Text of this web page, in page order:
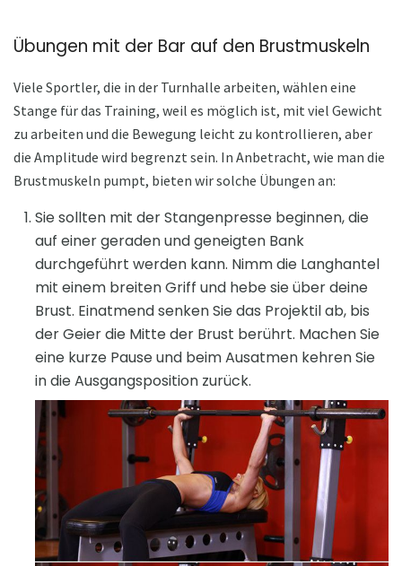
Übungen mit der Bar auf den Brustmuskeln
Viele Sportler, die in der Turnhalle arbeiten, wählen eine
Stange für das Training, weil es möglich ist, mit viel Gewicht
zu arbeiten und die Bewegung leicht zu kontrollieren, aber
die Amplitude wird begrenzt sein. In Anbetracht, wie man die
Brustmuskeln pumpt, bieten wir solche Übungen an:
Sie sollten mit der Stangenpresse beginnen, die
auf einer geraden und geneigten Bank
durchgeführt werden kann. Nimm die Langhantel
mit einem breiten Griff und hebe sie über deine
Brust. Einatmend senken Sie das Projektil ab, bis
der Geier die Mitte der Brust berührt. Machen Sie
eine kurze Pause und beim Ausatmen kehren Sie
in die Ausgangsposition zurück.